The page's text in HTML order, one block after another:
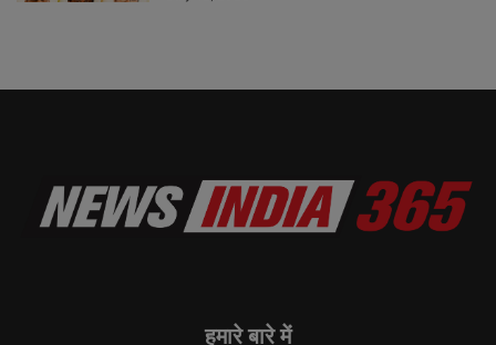
हमारे बारे में